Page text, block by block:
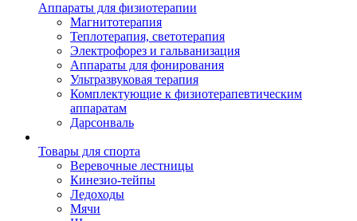
Аппараты для физиотерапии
Магнитотерапия
Теплотерапия, светотерапия
Электрофорез и гальванизация
Аппараты для фонирования
Ультразвуковая терапия
Комплектующие к физиотерапевтическим
аппаратам
Дарсонваль
Товары для спорта
Веревочные лестницы
Кинезио-тейпы
Ледоходы
Мячи